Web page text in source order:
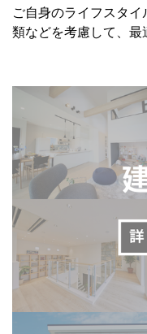
ご自身のライフスタ
類などを考慮して、最